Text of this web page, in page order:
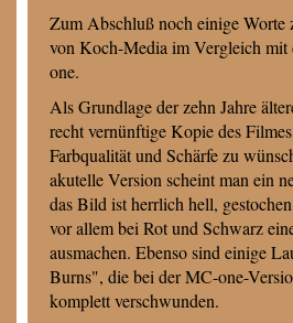
Zum Abschluß noch einige
von Koch-Media im Vergleich mit
one.
Als Grundlage der zehn Jahre
recht vernünftige Kopie des
Farbqualität und Schärfe zu
akutelle Version scheint man ein
das Bild ist herrlich hell,
vor allem bei Rot und Schwarz
ausmachen. Ebenso sind einige
Burns", die bei der MC-one-
komplett verschwunden.